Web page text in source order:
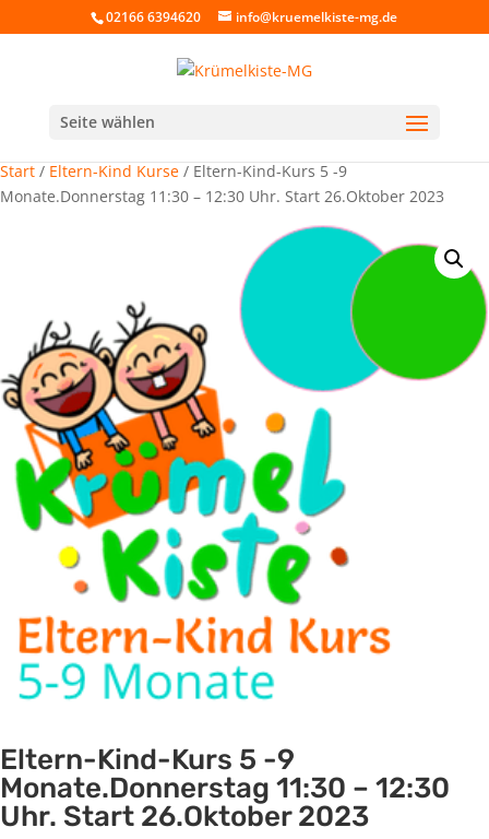
02166 6394620 info@kruemelkiste-mg.de
Seite wählen
Start / Eltern-Kind Kurse / Eltern-Kind-Kurs 5 -9
Monate.Donnerstag 11:30 – 12:30 Uhr. Start 26.Oktober 2023
Eltern-Kind-Kurs 5 -9
Monate.Donnerstag 11:30 – 12:30
Uhr. Start 26.Oktober 2023